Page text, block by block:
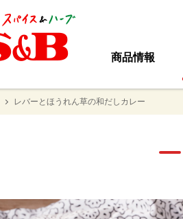
商品情報
レバーとほうれん草の和だしカレー